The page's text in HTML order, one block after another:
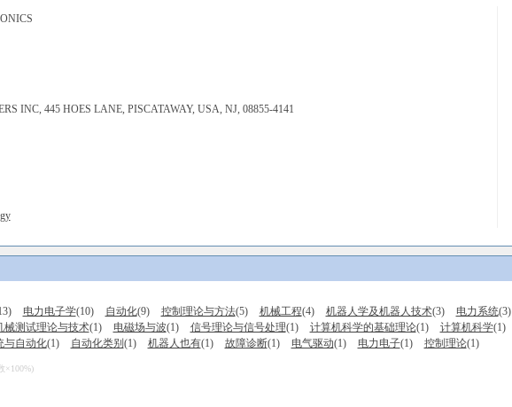
INC, 445 HOES LANE, PISCATAWAY, USA, NJ, 08855-4141
电力电子学(10) 自动化(9) 控制理论与方法(5) 机械工程(4) 机器人学及机器人技术(3) 电力系统(3)
械测试理论与技术(1) 电磁场与波(1) 信号理论与信号处理(1) 计算机科学的基础理论(1) 计算机科学(1)
与自动化(1) 自动化类别 (1) 机器人也有(1) 故障诊断(1) 电气驱动(1) 电力电子(1) 控制理论(1)
×100%)